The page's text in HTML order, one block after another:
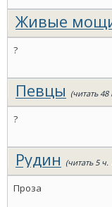
Живые
?
Певцы (читать
?
Рудин (читать 5
Проза